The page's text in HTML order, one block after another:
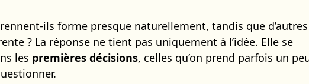
ils forme presque naturellement, tandis que d’autres
? La réponse ne tient pas uniquement à l’idée. Elle se
les premières décisions, celles qu’on prend parfois un